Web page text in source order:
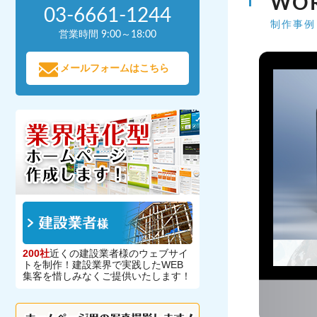
制作事例
03-6661-1244
営業時間 9:00～18:00
メールフォームはこちら
200社近くの建設業者様のウェブサイ
トを制作！建設業界で実践したWEB
集客を惜しみなくご提供いたします！